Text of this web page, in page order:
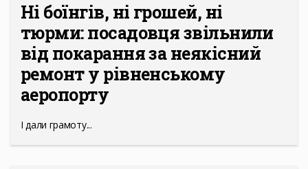
Ні боїнгів, ні грошей, ні
тюрми: посадовця звільнили
від покарання за неякісний
ремонт у рівненському
аеропорту
І дали грамоту...